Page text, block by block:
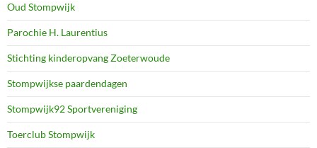
Oud Stompwijk
Parochie H. Laurentius
Stichting kinderopvang Zoeterwoude
Stompwijkse paardendagen
Stompwijk92 Sportvereniging
Toerclub Stompwijk